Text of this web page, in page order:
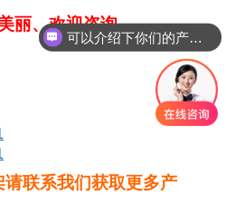
丽、欢迎咨询
请联系我们获取更多产
可以介绍下你们的产品么